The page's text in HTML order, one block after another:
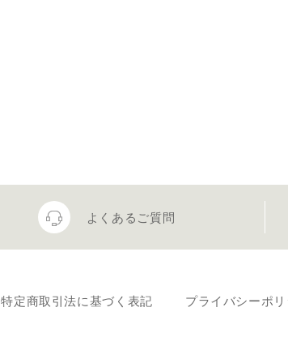
よくあるご質問
特定商取引法に基づく表記 プライバシーポ